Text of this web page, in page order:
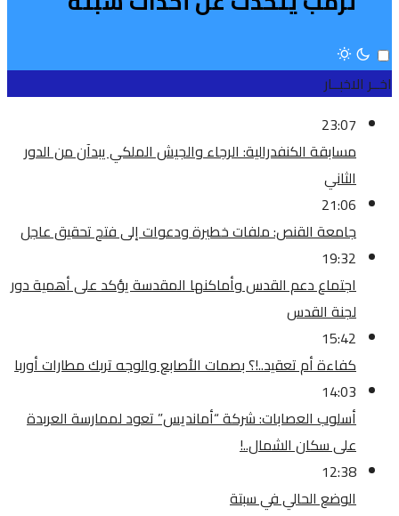
اخــر الاخبــار
23:07
مسابقة الكنفدرالية: الرجاء والجيش الملكي يبدآن من الدور
الثاني
21:06
جامعة القنص: ملفات خطيرة ودعوات إلى فتح تحقيق عاجل
19:32
اجتماع دعم القدس وأماكنها المقدسة يؤكد على أهمية دور
لجنة القدس
15:42
كفاءة أم تعقيد..!؟ بصمات الأصابع والوجه تربك مطارات أوربا
14:03
أسلوب العصابات: شركة “أمانديس” تعود لممارسة العربدة
على سكان الشمال..!
12:38
الوضع الحالي في سبتة